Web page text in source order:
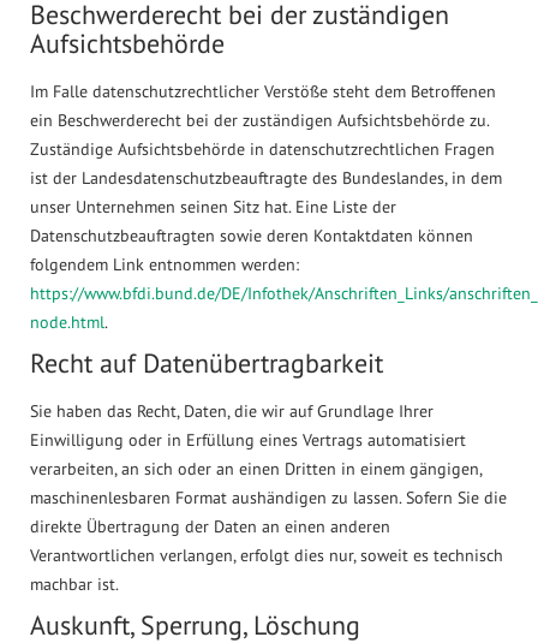
Beschwerderecht bei der zuständigen
Aufsichtsbehörde
Im Falle datenschutzrechtlicher Verstöße steht dem Betroffenen
ein Beschwerderecht bei der zuständigen Aufsichtsbehörde zu.
Zuständige Aufsichtsbehörde in datenschutzrechtlichen Fragen
ist der Landesdatenschutzbeauftragte des Bundeslandes, in dem
unser Unternehmen seinen Sitz hat. Eine Liste der
Datenschutzbeauftragten sowie deren Kontaktdaten können
folgendem Link entnommen werden:
https://www.bfdi.bund.de/DE/Infothek/Anschriften_Links/
node.html.
Recht auf Datenübertragbarkeit
Sie haben das Recht, Daten, die wir auf Grundlage Ihrer
Einwilligung oder in Erfüllung eines Vertrags automatisiert
verarbeiten, an sich oder an einen Dritten in einem gängigen,
maschinenlesbaren Format aushändigen zu lassen. Sofern Sie die
direkte Übertragung der Daten an einen anderen
Verantwortlichen verlangen, erfolgt dies nur, soweit es technisch
machbar ist.
Auskunft, Sperrung, Löschung